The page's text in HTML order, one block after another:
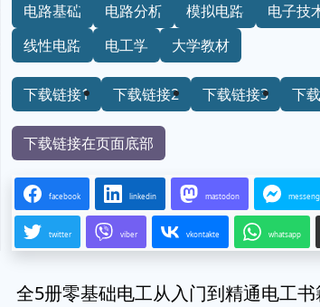
电路基础
电路分析 模拟电路 电子技
线性电路
电工学 大学教材
下载链接1 下载链接2 下载链接3 下
下载链接在页面底部
facebook linkedin mastodon
twitter viber vkontakte whatsapp
全5册零基础电工从入门到精通电工